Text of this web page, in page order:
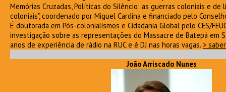
Memórias Cruzadas, Políticas do Silêncio: as guerras coloniais e
coloniais", coordenado por Miguel Cardina e financiado pelo
É doutorada em Pós-colonialismos e Cidadania Global pelo CES/
investigação sobre as representações do Massacre de Batepá em
anos de experiência de rádio na RUC e é DJ nas horas vagas. >
João Arriscado Nunes